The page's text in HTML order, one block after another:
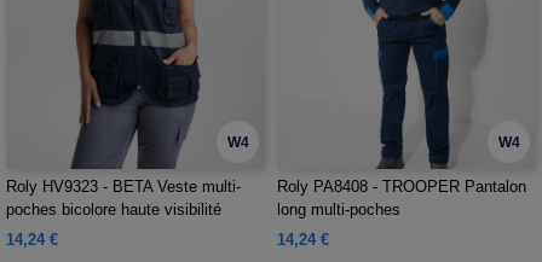
W4
Roly HV9323 - BETA Veste multi-
poches bicolore haute visibilité
14,24 €
W4
Roly PA8408 - TROOPER Pantalon
long multi-poches
14,24 €